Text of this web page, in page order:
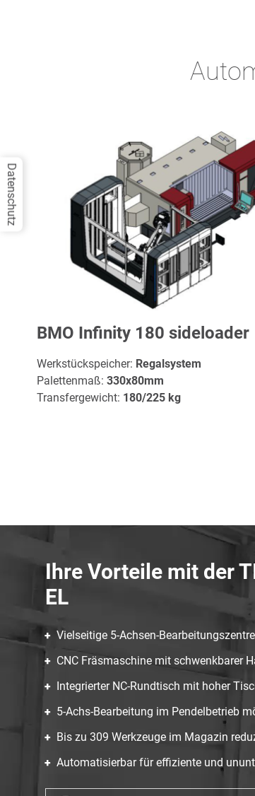
BMO Infinity 180 sideloader
Werkstückspeicher: Regalsystem
Palettenmaß: 330x80mm
Transfergewicht: 180/225 kg
Ihre Vorteile mit der
EL
Vielseitige 5-Achsen-
CNC Fräsmaschine mit schwenkbarer
Integrierter NC-Rundtisch mit hoher
5-Achs-Bearbeitung im Pendelbetrieb
Bis zu 309 Werkzeuge im Magazin
Automatisierbar für effiziente und
Datenschutz